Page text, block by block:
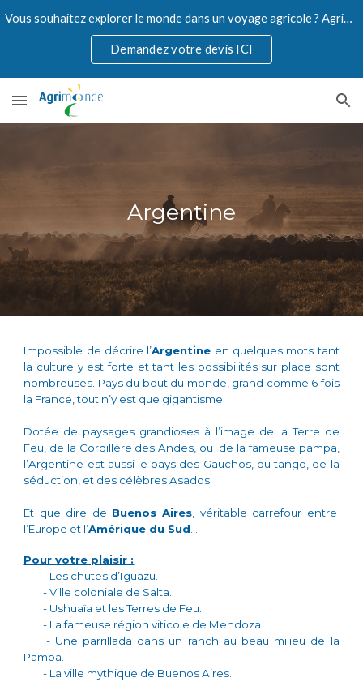
Skip to main content Skip to navigation
Vous souhaitez explorer le monde dans un voyage agricole ? Agrimonde accompagne les professionnels de l'agriculture.
Demandez votre devis ICI
Argentine
Impossible de décrire l’Argentine en quelques mots tant
la culture y est forte et tant les possibilités sur place sont
nombreuses. Pays du bout du monde, grand comme 6 fois
la France, tout n’y est que gigantisme.
Dotée de paysages grandioses à l’image de la Terre de
Feu, de la Cordillère des Andes, ou de la fameuse pampa,
l’Argentine est aussi le pays des Gauchos, du tango, de la
séduction, et des célèbres Asados.
Et que dire de Buenos Aires , véritable carrefour entre
l’Europe et l’Amérique du Sud
Pour votre plaisir :
- Les chutes d’Iguazu.
- Ville coloniale de Salta.
- Ushuaïa et les Terres de Feu.
- La fameuse région viticole de Mendoza.
- Une parrillada dans un ranch au beau milieu de la
Pampa.
- La ville mythique de Buenos Aires.